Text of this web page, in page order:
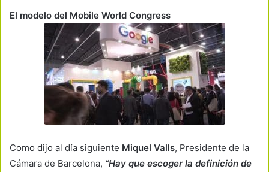
El modelo del Mobile World Congress
Como dijo al día siguiente Miquel Valls, Presidente de la
Cámara de Barcelona, “Hay que escoger la definición de